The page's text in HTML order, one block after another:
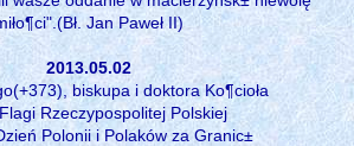
Jan Paweł II)
2013.05.02
biskupa i doktora Ko¶cioła
Rzeczypospolitej Polskiej
Polonii i Polaków za Granic±